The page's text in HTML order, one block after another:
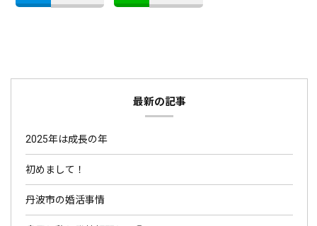
最新の記事
2025年は成長の年
初めまして！
丹波市の婚活事情